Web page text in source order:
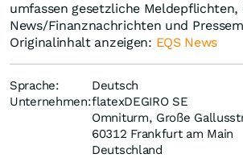
umfassen gesetzliche
News/Finanznachrichten und
Originalinhalt anzeigen: EQS News
Sprache:
Deutsch
Unternehmen:flatexDEGIRO SE
Omniturm, Große
60312 Frankfurt am Main
Deutschland